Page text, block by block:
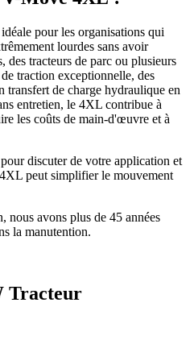
pour les organisations qui
lourdes sans avoir
des tracteurs de parc ou plusieurs
traction exceptionnelle, des
transfert de charge hydraulique en
entretien, le 4XL contribue à
les coûts de main-d'œuvre et à
pour discuter de votre application et
peut simplifier le mouvement
nous avons plus de 45 années
la manutention.
Tracteur